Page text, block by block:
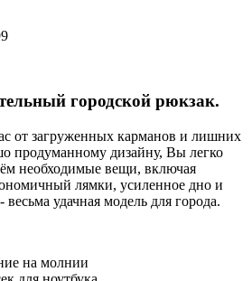
городской рюкзак.
от загруженных карманов и лишних
продуманному дизайну, Вы легко
необходимые вещи, включая
лямки, усиленное дно и
удачная модель для города.
на молнии